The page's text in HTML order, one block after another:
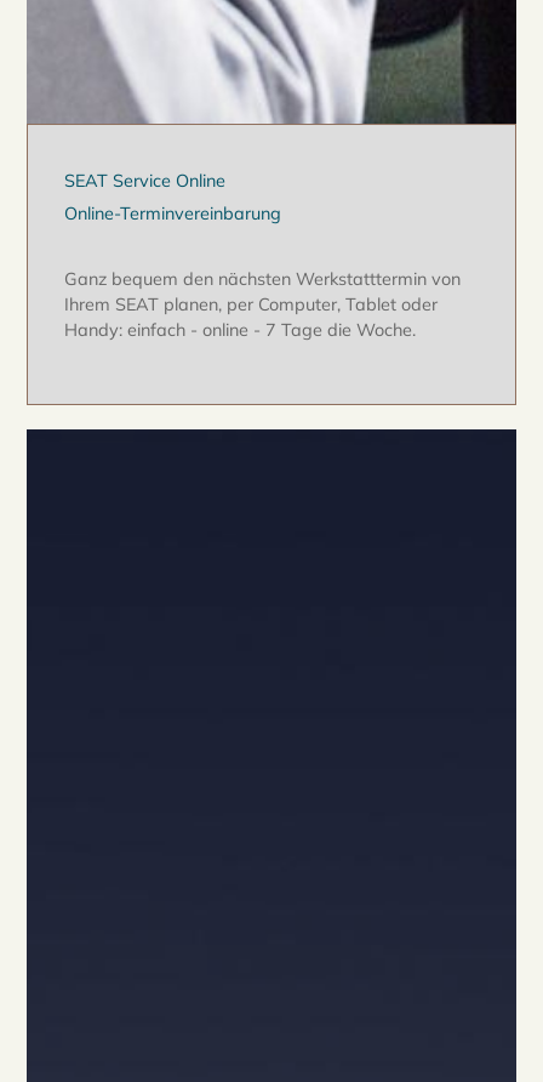
SEAT Service Online
Online-Terminvereinbarung
Ganz bequem den nächsten Werkstatttermin von
Ihrem SEAT planen, per Computer, Tablet oder
Handy: einfach - online - 7 Tage die Woche.